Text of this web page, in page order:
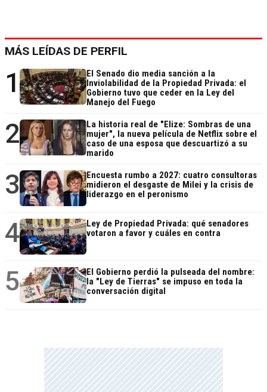
MÁS LEÍDAS DE PERFIL
1
El Senado dio media sanción a la
Inviolabilidad de la Propiedad Privada: el
Gobierno tuvo que ceder en la Ley del
Manejo del Fuego
2
La historia real de "Elize: Sombras de una
mujer", la nueva película de Netflix sobre el
caso de una esposa que descuartizó a su
marido
3
Encuesta rumbo a 2027: cuatro consultoras
midieron el desgaste de Milei y la crisis de
liderazgo en el peronismo
4
Ley de Propiedad Privada: qué senadores
votaron a favor y cuáles en contra
5
El Gobierno perdió la pulseada del nombre:
la "Ley de Tierras" se impuso en toda la
conversación digital